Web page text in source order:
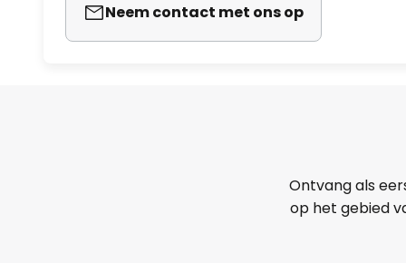
Neem contact met ons op
Ontvang als
op het gebied